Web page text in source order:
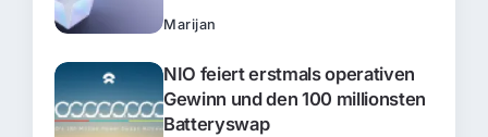
Marijan
NIO feiert erstmals operativen
Gewinn und den 100 millionsten
Batteryswap